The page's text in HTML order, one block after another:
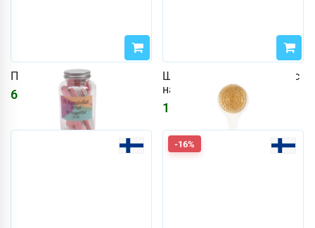
Пилка для ногтей 20 шт.
621
Щетка для ванны Cailap с
натуральной щетиной
1076 1110₽
-16%